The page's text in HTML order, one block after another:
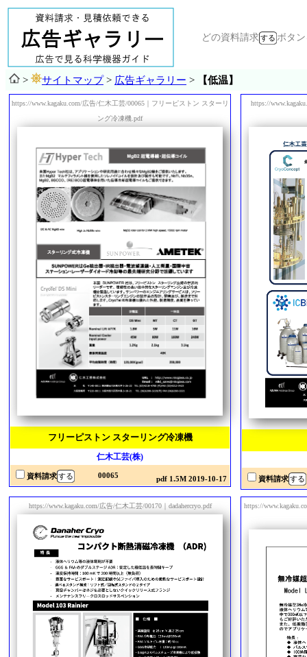
どの資料請求 ボタ
> サイトマップ> 広告ギャラリー > 【低温】
https://www.kagaku.com/広告/仁木工芸/00065｜フリーピストン スターリ
ング冷凍機.pdf
フリーピストン スターリング冷凍機
仁木工芸(株)
資料請求 00065 pdf 1.5M 2019-10-17
https://
資料請求
https://www.kagaku.com/広告/仁木工芸/00170｜dadahercryo.pdf https://